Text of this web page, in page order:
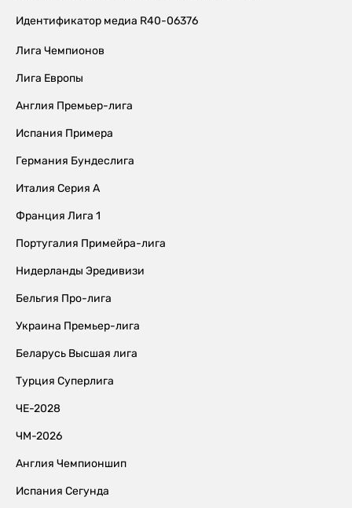
Идентификатор медиа R40-06376
Лига Чемпионов
Лига Европы
Англия Премьер-лига
Испания Примера
Германия Бундеслига
Италия Серия А
Франция Лига 1
Португалия Примейра-лига
Нидерланды Эредивизи
Бельгия Про-лига
Украина Премьер-лига
Беларусь Высшая лига
Турция Суперлига
ЧЕ-2028
ЧМ-2026
Англия Чемпионшип
Испания Сегунда